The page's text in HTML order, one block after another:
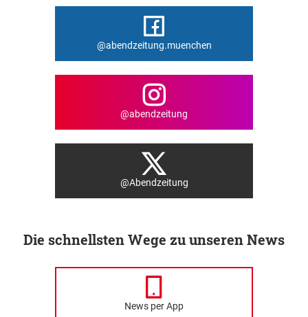
@abendzeitung.muenchen
@abendzeitung
@Abendzeitung
Die schnellsten Wege zu unseren News
News per App